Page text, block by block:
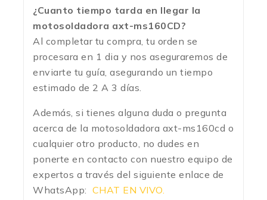
¿Cuanto tiempo tarda en llegar la
motosoldadora axt-ms160CD?
Al completar tu compra, tu orden se
procesara en 1 dia y nos aseguraremos de
enviarte tu guía, asegurando un tiempo
estimado de 2 A 3 días.
Además, si tienes alguna duda o pregunta
acerca de la motosoldadora axt-ms160cd o
cualquier otro producto, no dudes en
ponerte en contacto con nuestro equipo de
expertos a través del siguiente enlace de
WhatsApp: CHAT EN VIVO.